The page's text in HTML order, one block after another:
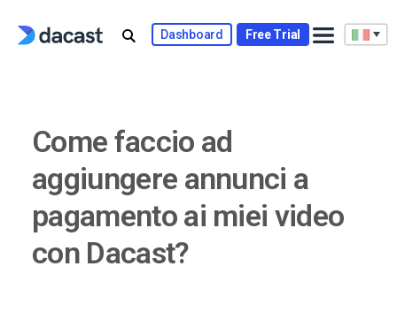
Dashboard Free Trial
Come faccio ad
aggiungere annunci a
pagamento ai miei video
con Dacast?